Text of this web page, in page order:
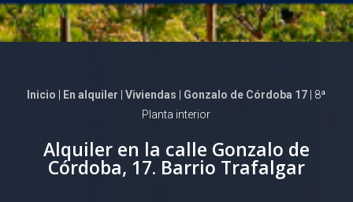
Inicio En alquiler |Viviendas Gonzalo de Córdoba 17 | 8ª
Planta interior
Alquiler en la calle Gonzalo de
Córdoba, 17. Barrio Trafalgar